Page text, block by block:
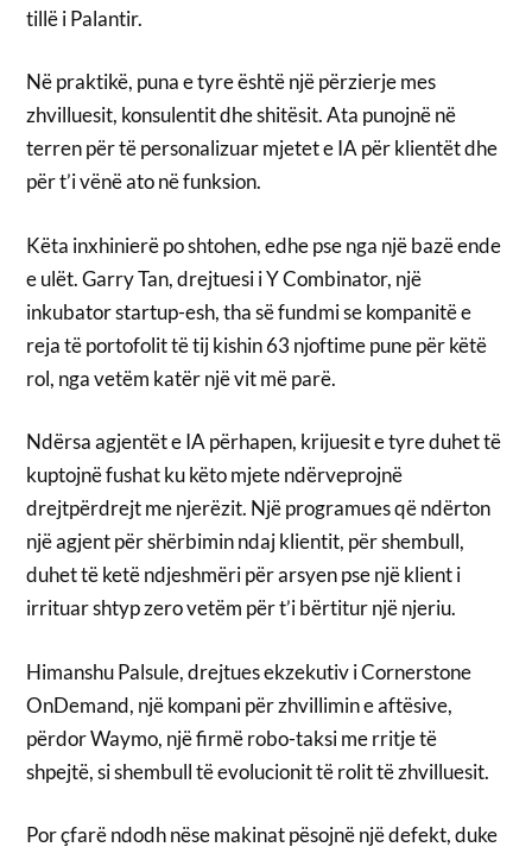
tillë i Palantir.
Në praktikë, puna e tyre është një përzierje mes
zhvilluesit, konsulentit dhe shitësit. Ata punojnë në
terren për të personalizuar mjetet e IA për klientët dhe
për t’i vënë ato në funksion.
Këta inxhinierë po shtohen, edhe pse nga një bazë ende
e ulët. Garry Tan, drejtuesi i Y Combinator, një
inkubator startup-esh, tha së fundmi se kompanitë e
reja të portofolit të tij kishin 63 njoftime pune për këtë
rol, nga vetëm katër një vit më parë.
Ndërsa agjentët e IA përhapen, krijuesit e tyre duhet të
kuptojnë fushat ku këto mjete ndërveprojnë
drejtpërdrejt me njerëzit. Një programues që ndërton
një agjent për shërbimin ndaj klientit, për shembull,
duhet të ketë ndjeshmëri për arsyen pse një klient i
irrituar shtyp zero vetëm për t’i bërtitur një njeriu.
Himanshu Palsule, drejtues ekzekutiv i Cornerstone
OnDemand, një kompani për zhvillimin e aftësive,
përdor Waymo, një firmë robo-taksi me rritje të
shpejtë, si shembull të evolucionit të rolit të zhvilluesit.
Por çfarë ndodh nëse makinat pësojnë një defekt, duke